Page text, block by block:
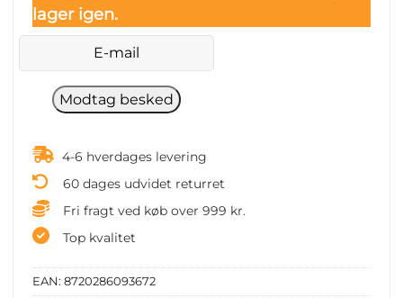
lager igen.
4-6 hverdages levering
60 dages udvidet returret
Fri fragt ved køb over 999 kr.
Top kvalitet
EAN: 8720286093672